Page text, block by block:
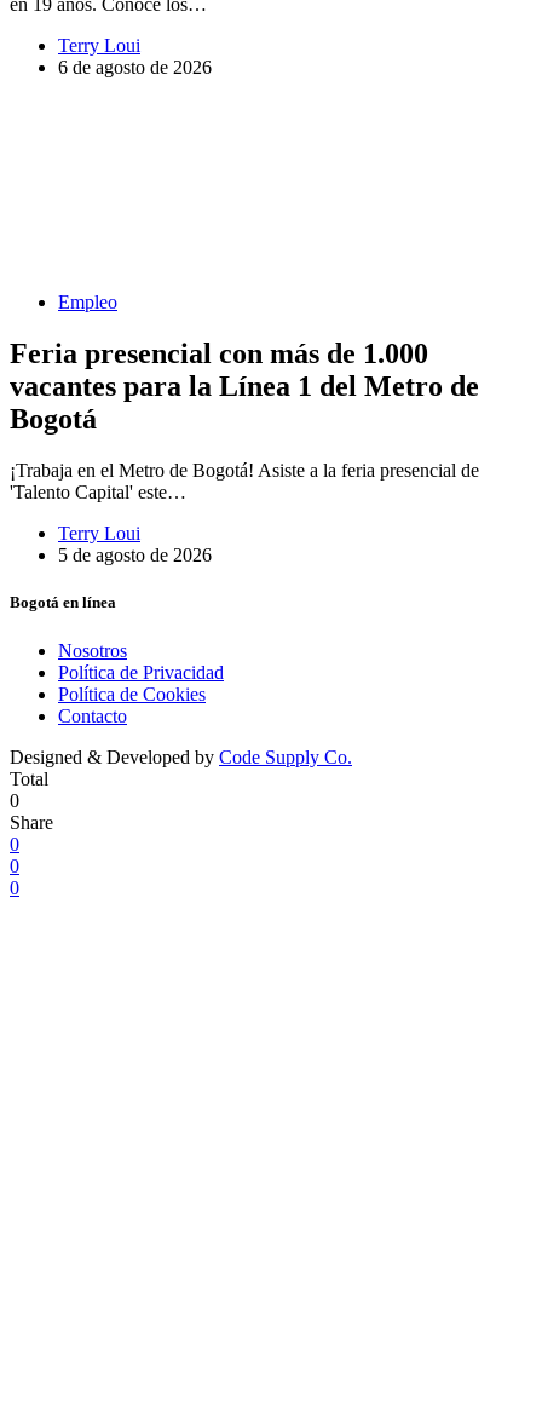
en 19 años. Conoce los…
Terry Loui
6 de agosto de 2026
Empleo
Feria presencial con más de 1.000
vacantes para la Línea 1 del Metro de
Bogotá
¡Trabaja en el Metro de Bogotá! Asiste a la feria presencial de
'Talento Capital' este…
Terry Loui
5 de agosto de 2026
Bogotá en línea
Nosotros
Política de Privacidad
Política de Cookies
Contacto
Designed & Developed by Code Supply Co.
Total
0
Share
0
0
0